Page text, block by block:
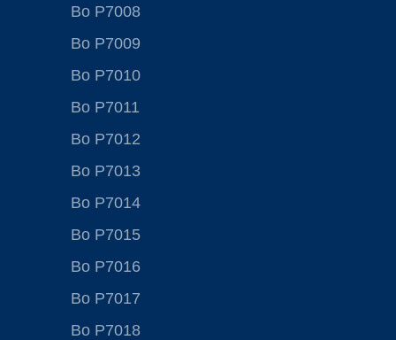
Bo P7008
Bo P7009
Bo P7010
Bo P7011
Bo P7012
Bo P7013
Bo P7014
Bo P7015
Bo P7016
Bo P7017
Bo P7018